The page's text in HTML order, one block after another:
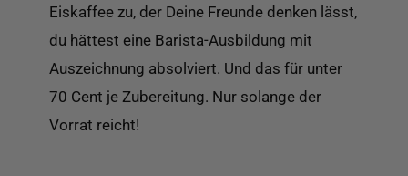
Eiskaffee zu, der Deine Freunde denken lässt,
du hättest eine Barista-Ausbildung mit
Auszeichnung absolviert. Und das für unter
70 Cent je Zubereitung. Nur solange der
Vorrat reicht!